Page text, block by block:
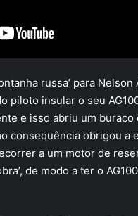
russa’ para
piloto insular o seu
e isso abriu um
consequência obrigou a
a um motor de
de modo a ter o